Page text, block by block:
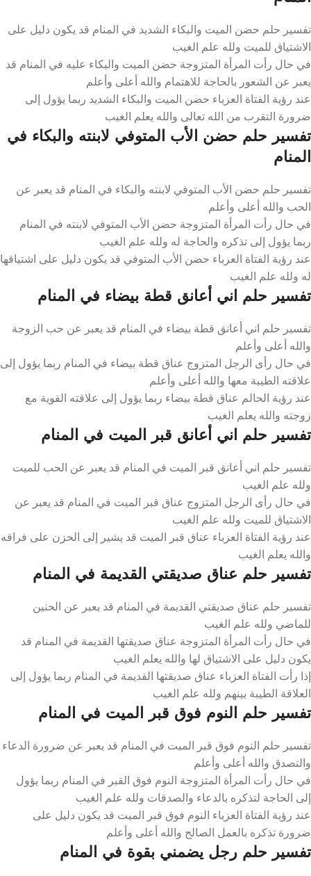
تفسير حلم حضن الميت والبكاء الشديد في المنام قد يكون دليل على
الاشتياق للميت ولله علم الغيب
في حال رأت المرأة المتزوجة حضن الميت والبكاء عليه في المنام قد
يعبر عن الشعور بالحاجة للاهتمام والله أعلى وأعلم
عند رؤية الفتاة العزباء حضن الميت والبكاء الشديد ربما يؤول إلى
ضرورة التقرب من الله تعالى والله يعلم الغيب
تفسير حلم حضن الأب المتوفي لابنته والبكاء في
المنام
تفسير حلم حضن الأب المتوفي لابنته والبكاء في المنام قد يعبر عن
الحب والله أعلى وأعلم
في حال رأت المرأة المتزوجة حضن الأب المتوفي لابنته في المنام
ربما يؤول إلى تذكره والحاجة له ولله علم الغيب
عند رؤية الفتاة العزباء حضن الأب المتوفي قد يكون دليل على اشتياقها
له ولله علم الغيب
تفسير حلم اني أعانق قطة بيضاء في المنام
تفسير حلم اني أعانق قطة بيضاء في المنام قد يعبر عن حب الزوجة
والله أعلى وأعلم
في حال رأى الرجل المتزوج عناق قطة بيضاء في المنام ربما يؤول إلى
علاقته الطيبة معها والله أعلى وأعلم
عند رؤية الحالم عناق قطة بيضاء ربما يؤول إلى علاقته القوية مع
زوجته والله يعلم الغيب
تفسير حلم اني أعانق قبر الميت في المنام
تفسير حلم اني أعانق قبر الميت في المنام قد يعبر عن الحب للميت
ولله علم الغيب
في حال رأى الرجل المتزوج عناق قبر الميت في المنام قد يعبر عن
الاشتياق للميت ولله علم الغيب
عند رؤية الفتاة العزباء عناق قبر الميت قد يشير إلى الحزن على فراقه
والله يعلم الغيب
تفسير حلم عناق صديقتي القديمة في المنام
تفسير حلم عناق صديقتي القديمة في المنام قد يعبر عن الحنين
للماضي ولله علم الغيب
في حال رأت المرأة المتزوجة عناق صديقتها القديمة في المنام قد
يكون دليل على الاشتياق لها والله يعلم الغيب
إذا رأت الفتاة العزباء عناق صديقتها القديمة في المنام ربما يؤول إلى
العلاقة الطيبة بينهم ولله علم الغيب
تفسير حلم النوم فوق قبر الميت في المنام
تفسير حلم النوم فوق قبر الميت في المنام قد يعبر عن ضرورة الدعاء
والتصدق والله أعلى وأعلم
في حال رأت المرأة المتزوجة النوم فوق القبر في المنام ربما يؤول
إلى الحاجة لتذكره بالدعاء والصدقات ولله علم الغيب
عند رؤية الفتاة العزباء النوم فوق قبر الميت قد يكون دليل على
ضرورة تذكره بالعمل الصالح والله أعلى وأعلم
تفسير حلم رجل يضمني بقوة في المنام